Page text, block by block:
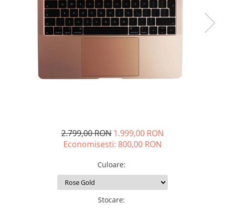
iPhone 14 Plus
iPhone 14 Pro
iPhone 14 Pro Max
iPhone 15
iPhone 15 Plus
iPhone 16 Pro Max
2.799,00 RON 1.999,00 RON
Economisesti: 800,00 RON
Culoare:
Stocare: